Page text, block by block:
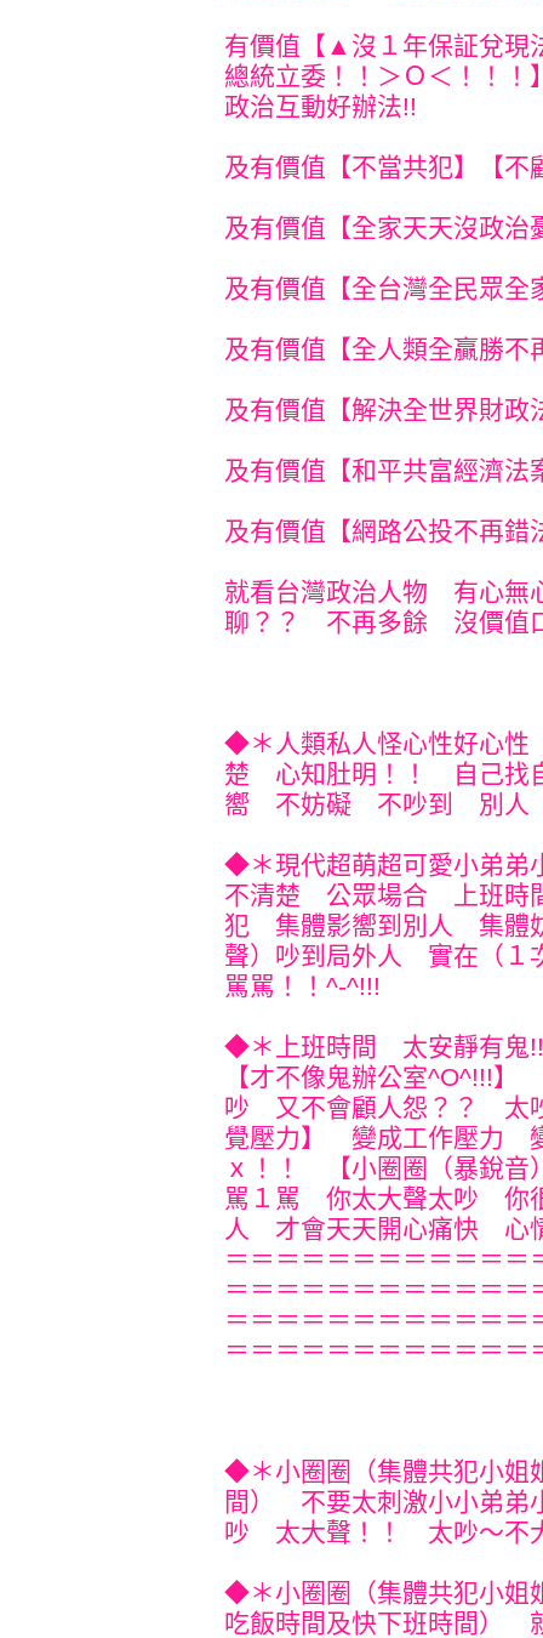
有價值【▲沒１年保証兌
總統立委！！＞Ｏ＜！！！
政治互動好辦法!!
及有價值【不當共犯】【不
及有價值【全家天天沒政治
及有價值【全台灣全民眾全
及有價值【全人類全贏勝不
及有價值【解決全世界財政
及有價值【和平共富經濟法
及有價值【網路公投不再錯
就看台灣政治人物 有心
聊？？ 不再多餘 沒價值
◆＊人類私人怪心性好心
楚 心知肚明！！ 自己找
嚮 不妨礙 不吵到 別人
◆＊現代超萌超可愛小弟
不清楚 公眾場合 上班時
犯 集體影嚮到別人 集體
聲）吵到局外人 實在（１
駡駡！！^-^!!!
◆＊上班時間 太安靜有鬼
【才不像鬼辦公室^O^!!!
吵 又不會顧人怨？？
覺壓力】 變成工作壓力
ｘ！！ 【小圈圈（暴銳
駡１駡 你太大聲太吵 你
人 才會天天開心痛快 心
＝＝＝＝＝＝＝＝＝＝＝＝
＝＝＝＝＝＝＝＝＝＝＝＝
＝＝＝＝＝＝＝＝＝＝＝＝
＝＝＝＝＝＝＝＝＝＝＝＝
◆＊小圈圈（集體共犯小
間） 不要太刺激小小弟弟
吵 太大聲！！ 太吵～不
◆＊小圈圈（集體共犯小
吃飯時間及快下班時間）